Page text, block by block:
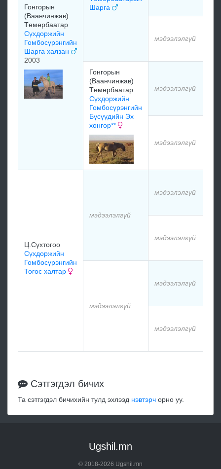
Гонгорын
(Ваанчинжав)
Төмөрбаатар
Сүхдоржийн
Гомбосүрэнгийн
Шарга халзан
2003
Шарга
мэдээлэлгүй
Гонгорын
(Ваанчинжав)
Төмөрбаатар
Сүхдоржийн
Гомбосүрэнгийн
Бүсүүдийн Эх
хонгор**
мэдээлэлгүй
мэдээлэлгүй
Ц.Сүхтогоо
Сүхдоржийн
Гомбосүрэнгийн
Тогос халтар
мэдээлэлгүй
мэдээлэлгүй
мэдээлэлгүй
мэдээлэлгүй
мэдээлэлгүй
мэдээлэлгүй
Сэтгэгдэл бичих
Та сэтгэгдэл бичихийн тулд эхлээд нэвтэрч орно уу.
Ugshil.mn
© 2018-2026 Ugshil.mn